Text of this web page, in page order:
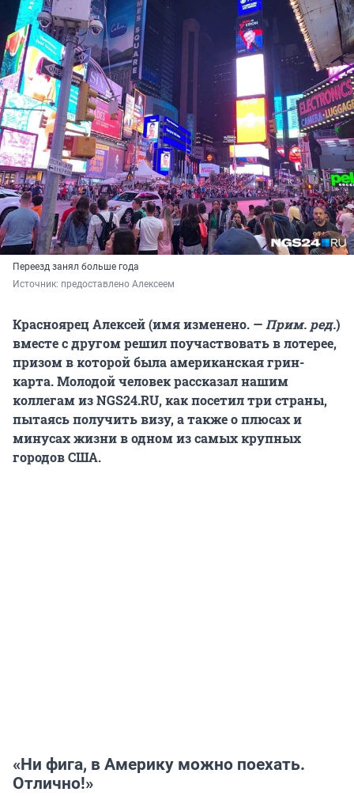
Переезд занял больше года
Источник: предоставлено Алексеем
Красноярец Алексей (имя изменено. — Прим. ред.)
вместе с другом решил поучаствовать в лотерее,
призом в которой была американская грин-
карта. Молодой человек рассказал нашим
коллегам из NGS24.RU, как посетил три страны,
пытаясь получить визу, а также о плюсах и
минусах жизни в одном из самых крупных
городов США.
«Ни фига, в Америку можно поехать.
Отлично!»